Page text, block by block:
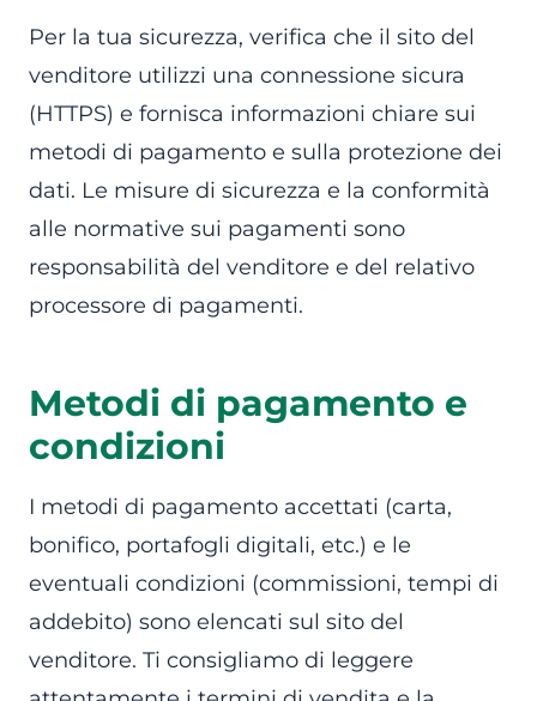
Per la tua sicurezza, verifica che il sito del
venditore utilizzi una connessione sicura
(HTTPS) e fornisca informazioni chiare sui
metodi di pagamento e sulla protezione dei
dati. Le misure di sicurezza e la conformità
alle normative sui pagamenti sono
responsabilità del venditore e del relativo
processore di pagamenti.
Metodi di pagamento e
condizioni
I metodi di pagamento accettati (carta,
bonifico, portafogli digitali, etc.) e le
eventuali condizioni (commissioni, tempi di
addebito) sono elencati sul sito del
venditore. Ti consigliamo di leggere